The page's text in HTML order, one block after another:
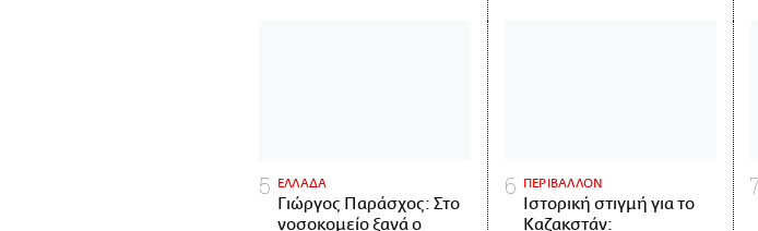
ΕΛΛΑΔΑ
Γιώργος Παράσχος: Στο
νοσοκομείο ξανά ο
ΠΕΡΙΒΑΛΛΟΝ
Ιστορική στιγμή για το
Καζακστάν: